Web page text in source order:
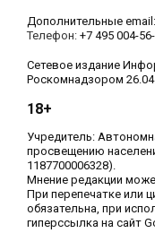
Дополнительные email:
Телефон: +7 495 004-
Сетевое издание
Роскомнадзором
18+
Учредитель:
просвещению
1187700006328).
Мнение редакции
При перепечатке или
обязательна, при
гиперссылка на сайт